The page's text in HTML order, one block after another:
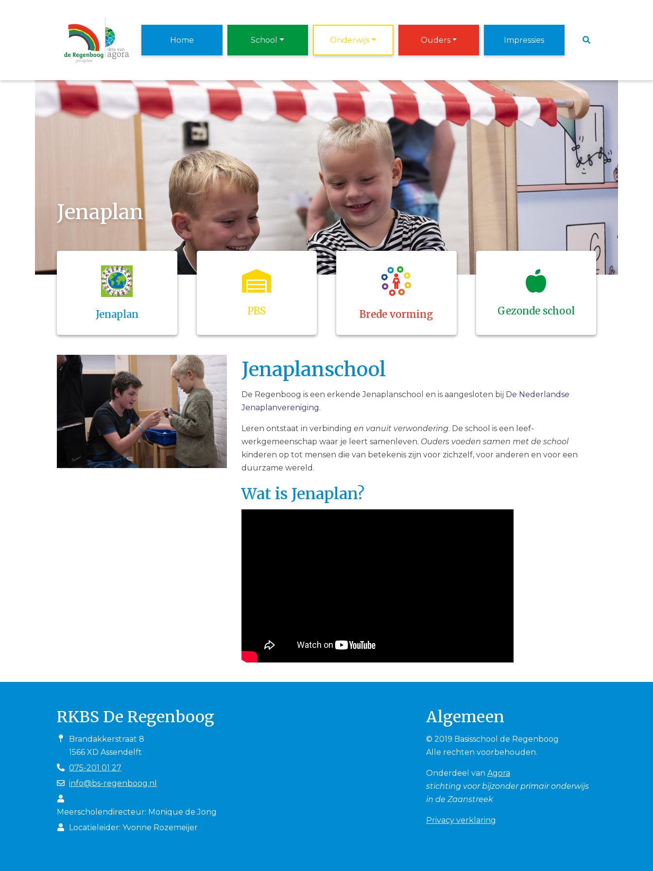
Home School Onderwijs Ouders Impressies
Jenaplan
Jenaplan PBS Brede vorming Gezonde school
Jenaplanschool
​​De Regenboog is een erkende Jenaplanschool en is aangesloten bij ​ De Nederlandse
Jenaplanvereniging.
Leren ontstaat in verbinding en vanuit verwondering. De school is een leef-
werkgemeenschap waar je leert samenleven. Ouders voeden samen met de school
kinderen op tot mensen die van betekenis zijn voor zichzelf, voor anderen en voor een
duurzame wereld.
Wat is Jenaplan?
RKBS De Regenboog
Brandakkerstraat 8
1566 XD Assendelft
075-201 01 27
info@bs-regenboog.nl
Meerscholendirecteur: Monique de Jong
Locatieleider: Yvonne Rozemeijer
Algemeen
© 2019 Basisschool de Regenboog
Alle rechten voorbehouden.
Onderdeel van Agora
stichting voor bijzonder primair onderwijs
in de Zaanstreek
Privacy verklaring